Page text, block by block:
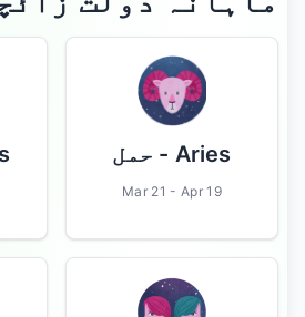
Aries - حمل
Mar 21 - Apr 19